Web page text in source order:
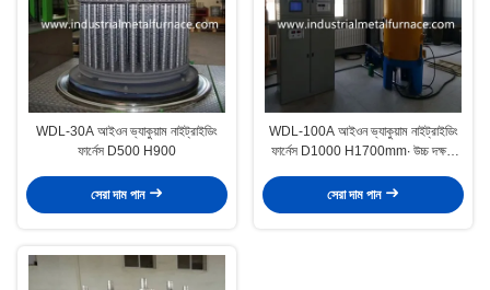
WDL-30A আইওন ভ্যাকুয়াম নাইট্রাইডিং
ফার্নেস D500 H900
সেরা দাম পান
WDL-100A আইওন ভ্যাকুয়াম নাইট্রাইডিং
ফার্নেস D1000 H1700mm∙ উচ্চ দক্ষতা
সেরা দাম পান